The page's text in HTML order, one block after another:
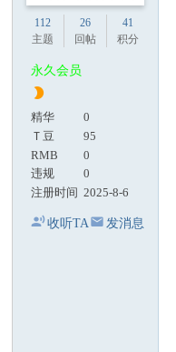
112
主题
26
回帖
41
积分
永久会员
精华
0
Ｔ豆
95
RMB
0
违规
0
注册时间 2025-8-6
收听TA 发消息